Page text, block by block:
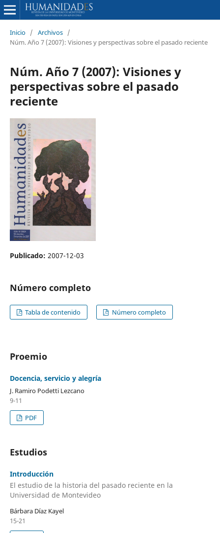
Inicio / Archivos /
Núm. Año 7 (2007): Visiones y perspectivas sobre el pasado reciente
Núm. Año 7 (2007): Visiones y
perspectivas sobre el pasado
reciente
Publicado: 2007-12-03
Número completo
Tabla de contenido Número completo
Proemio
Docencia, servicio y alegría
J. Ramiro Podetti Lezcano
9-11
PDF
Estudios
Introducción
El estudio de la historia del pasado reciente en la
Universidad de Montevideo
Bárbara Díaz Kayel
15-21